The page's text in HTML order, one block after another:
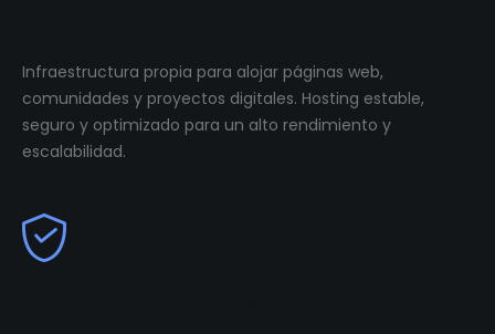
Infraestructura propia para alojar páginas web,
comunidades y proyectos digitales. Hosting estable,
seguro y optimizado para un alto rendimiento y
escalabilidad.